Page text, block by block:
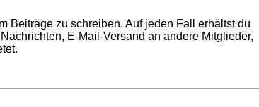
Beiträge zu schreiben. Auf jeden Fall erhältst du
E-Mail-Versand an andere Mitglieder,